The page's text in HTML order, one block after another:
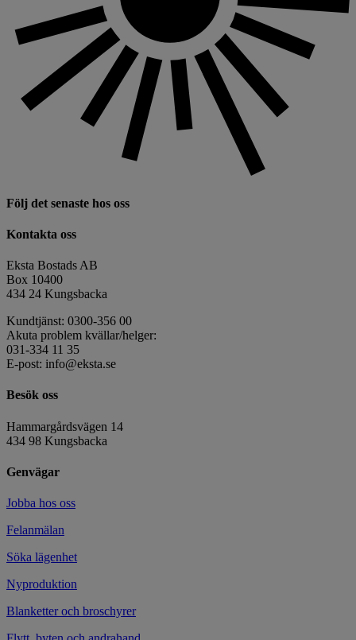
Följ det senaste hos oss
Kontakta oss
Eksta Bostads AB
Box 10400
434 24 Kungsbacka
Kundtjänst: 0300-356 00
Akuta problem kvällar/helger:
031-334 11 35
E-post: info@eksta.se
Besök oss
Hammargårdsvägen 14
434 98 Kungsbacka
Genvägar
Jobba hos oss
Felanmälan
Söka lägenhet
Nyproduktion
Blanketter och broschyrer